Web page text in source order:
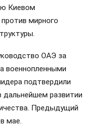
Киевом
мирного
ОАЭ за
военнопленными
подтвердили
развитии
Предыдущий
мае.